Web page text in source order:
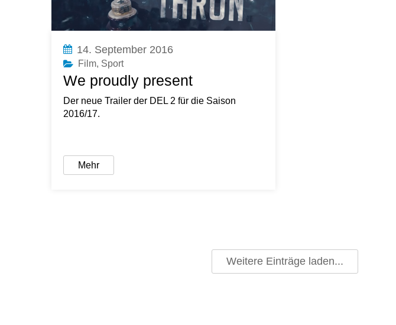
14. September 2016
Film, Sport
We proudly present
Der neue Trailer der DEL 2 für die Saison
2016/17.
Mehr
Weitere Einträge laden...